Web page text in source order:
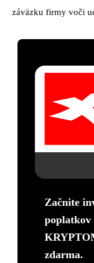
záväzku firmy voči
Začnite
poplatkov
zdarma.